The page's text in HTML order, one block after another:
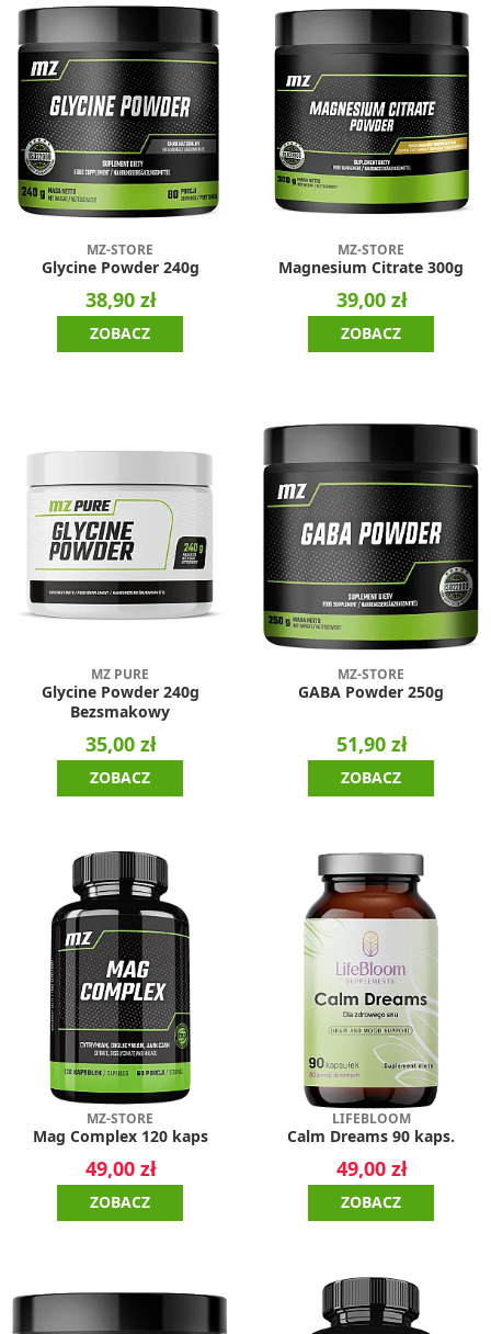
MZ-STORE
Glycine Powder 240g
38,90 zł
ZOBACZ
MZ-STORE
Magnesium Citrate 300g
39,00 zł
ZOBACZ
MZ PURE
Glycine Powder 240g
Bezsmakowy
35,00 zł
ZOBACZ
MZ-STORE
GABA Powder 250g
51,90 zł
ZOBACZ
MZ-STORE
Mag Complex 120 kaps
49,00 zł
ZOBACZ
LIFEBLOOM
Calm Dreams 90 kaps.
49,00 zł
ZOBACZ